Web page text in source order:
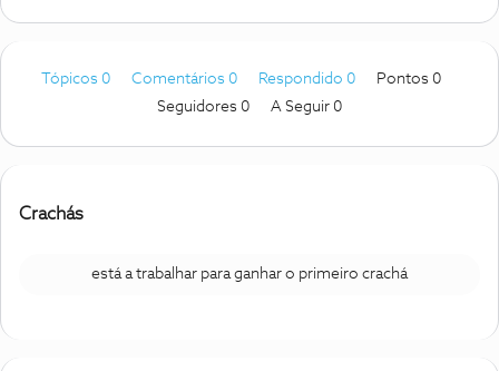
Tópicos 0 Comentários 0 Respondido 0
Pontos 0
Seguidores 0 A Seguir 0
Crachás
está a trabalhar para ganhar o primeiro crachá